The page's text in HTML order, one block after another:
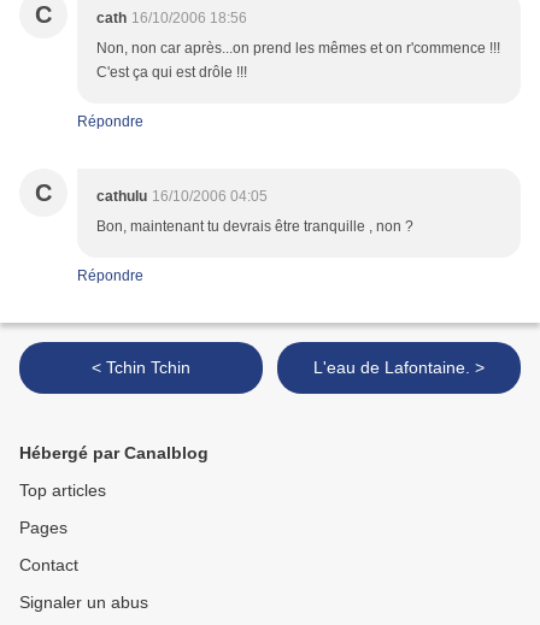
C cath 16/10/2006 18:56
Non, non car après...on prend les mêmes et on r'commence !!!
C'est ça qui est drôle !!!
Répondre
C cathulu 16/10/2006 04:05
Bon, maintenant tu devrais être tranquille , non ?
Répondre
< Tchin Tchin L'eau de Lafontaine. >
Hébergé par Canalblog
Top articles
Pages
Contact
Signaler un abus